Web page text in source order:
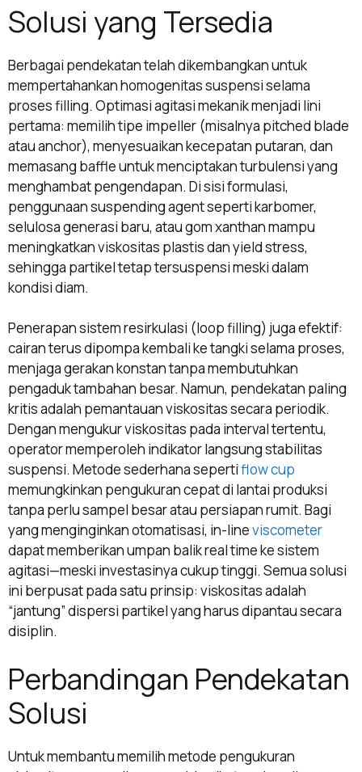
Solusi yang Tersedia
Berbagai pendekatan telah dikembangkan untuk
mempertahankan homogenitas suspensi selama
proses filling. Optimasi agitasi mekanik menjadi lini
pertama: memilih tipe impeller (misalnya pitched blade
atau anchor), menyesuaikan kecepatan putaran, dan
memasang baffle untuk menciptakan turbulensi yang
menghambat pengendapan. Di sisi formulasi,
penggunaan suspending agent seperti karbomer,
selulosa generasi baru, atau gom xanthan mampu
meningkatkan viskositas plastis dan yield stress,
sehingga partikel tetap tersuspensi meski dalam
kondisi diam.
Penerapan sistem resirkulasi (loop filling) juga efektif:
cairan terus dipompa kembali ke tangki selama proses,
menjaga gerakan konstan tanpa membutuhkan
pengaduk tambahan besar. Namun, pendekatan paling
kritis adalah pemantauan viskositas secara periodik.
Dengan mengukur viskositas pada interval tertentu,
operator memperoleh indikator langsung stabilitas
suspensi. Metode sederhana sepertiflow cup
memungkinkan pengukuran cepat di lantai produksi
tanpa perlu sampel besar atau persiapan rumit. Bagi
yang menginginkan otomatisasi, in-lineviscometer
dapat memberikan umpan balik real time ke sistem
agitasi—meski investasinya cukup tinggi. Semua solusi
ini berpusat pada satu prinsip: viskositas adalah
“jantung” dispersi partikel yang harus dipantau secara
disiplin.
Perbandingan Pendekatan
Solusi
Untuk membantu memilih metode pengukuran